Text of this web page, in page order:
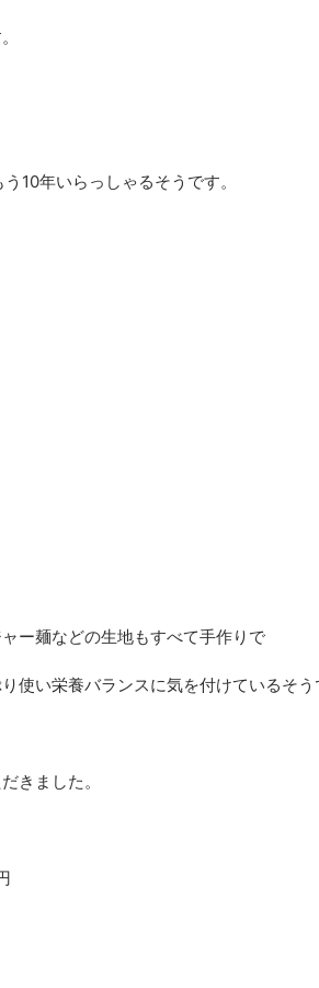
10年いらっしゃるそうです。
ー麺などの生地もすべて手作りで
使い栄養バランスに気を付けているそう
きました。